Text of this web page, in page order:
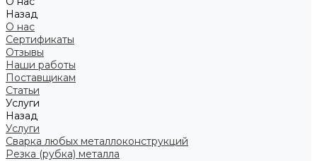
Назад
О нас
Сертификаты
Отзывы
Наши работы
Поставщикам
Статьи
Услуги
Назад
Услуги
Сварка любых металлоконструкций
Резка (рубка) металла